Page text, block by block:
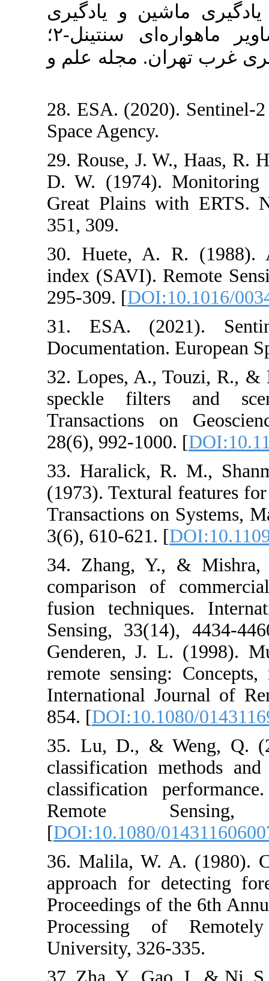
و یادگیری
عمیق با استفاده از تصاویر ماهواره‌ای سنتینل-۲؛
مجله علم و
28. ESA.
Space Agency.
29. Rouse, J.
D. W. (1974).
Great Plains
30. Huete, A.
index (SAVI).
295-309. [
31. ESA.
32. Lopes, A.,
speckle
28(6), 992-
33. Haralick,
(1973).
Transactions
3(6), 610-621. [
34. Zhang,
comparison
fusion
Sensing,
Genderen,
remote
International
854. [
35. Lu, D., &
classification
classification
Remote
[DOI:10.1080/
36. Malila, W.
approach for
Proceedings
Processing
University,